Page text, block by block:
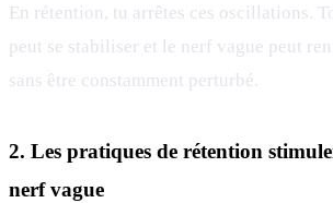
En rétention, tu arrêtes ces oscillations.
peut se stabiliser et le nerf vague peut
sans être constamment perturbé.
2. Les pratiques de rétention
nerf vague